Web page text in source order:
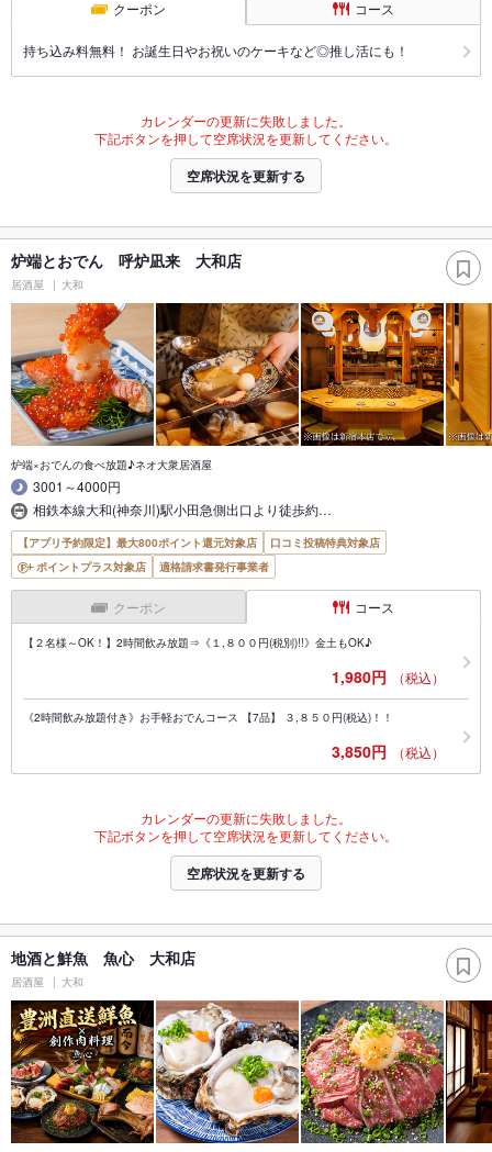
クーポン コース
持ち込み料無料！ お誕生日やお祝いのケーキなど◎推し活にも！
カレンダーの更新に失敗しました。
下記ボタンを押して空席状況を更新してください。
空席状況を更新する
炉端とおでん 呼炉凪来 大和店
居酒屋 大和
炉端×おでんの食べ放題♪ネオ大衆居酒屋
3001～4000円
相鉄本線大和(神奈川)駅小田急側出口より徒歩約…
【アプリ予約限定】最大800ポイント還元対象店
口コミ投稿特典対象店
ポイントプラス対象店
適格請求書発行事業者
クーポン コース
【２名様～OK！】2時間飲み放題⇒《１,８００円(税別)!!》金土もOK♪
1,980円 （税込）
《2時間飲み放題付き》お手軽おでんコース 【7品】 ３,８５０円(税込)！！
3,850円 （税込）
カレンダーの更新に失敗しました。
下記ボタンを押して空席状況を更新してください。
空席状況を更新する
地酒と鮮魚 魚心 大和店
居酒屋 大和